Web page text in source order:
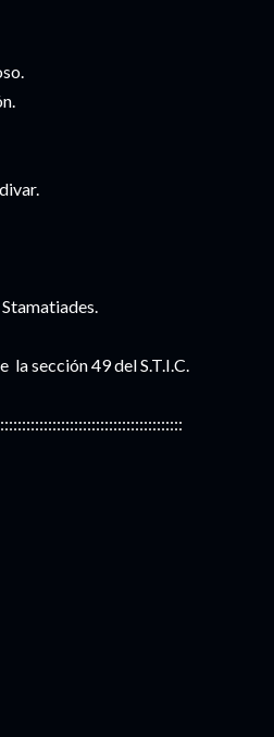
sección 49 del S.T.I.C.